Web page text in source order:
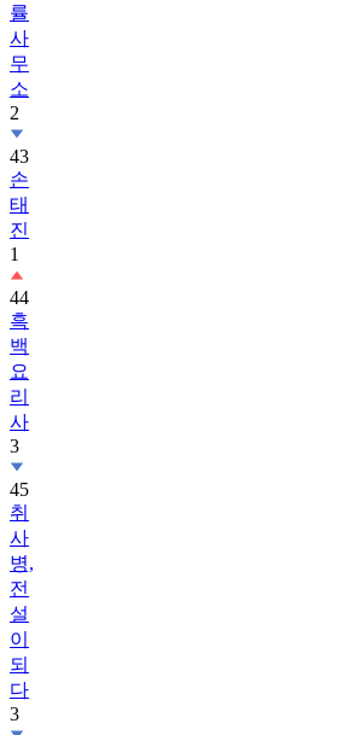
률
사
무
소
2
43
손
태
진
1
44
흑
백
요
리
사
3
45
취
사
병,
전
설
이
되
다
3